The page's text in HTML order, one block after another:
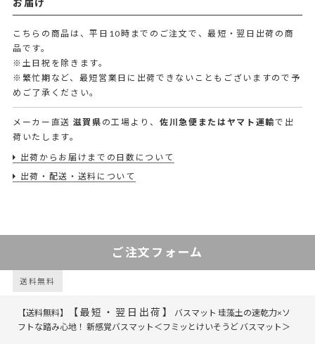
お届け
こちらの商品は、平日10時までのご注文で、最短・翌日出荷の商
品です。
※土日祝を除きます。
※繁忙期など、最短営業日に出荷できないこともございますので予
めご了承ください。
メーカー直送 滋賀県 の工場より、 佐川急便またはヤマト運輸で出
荷いたします。
出荷からお届けまでの日数について
出荷・配送・送料について
ご注文フォーム
送料無料
【送料無料】 【最短・翌日出荷】
バスマット 珪藻土の速乾力×ソ
フトな踏み心地！ 新感覚バスマット＜フミッとけいそうど バスマット＞